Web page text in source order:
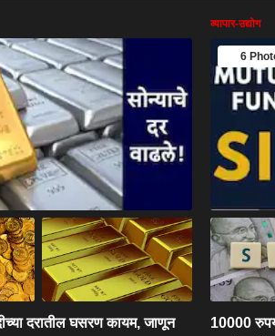
दरातील घसरण कायम, जाणून
व्यापार-उद्योग
6
10000